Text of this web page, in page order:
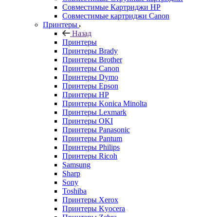
Совместимые Картриджи HP
Совместимые картриджи Canon
Принтеры
Назад
Принтеры
Принтеры Brady
Принтеры Brother
Принтеры Canon
Принтеры Dymo
Принтеры Epson
Принтеры HP
Принтеры Konica Minolta
Принтеры Lexmark
Принтеры OKI
Принтеры Panasonic
Принтеры Pantum
Принтеры Philips
Принтеры Ricoh
Samsung
Sharp
Sony
Toshiba
Принтеры Xerox
Принтеры Kyocera